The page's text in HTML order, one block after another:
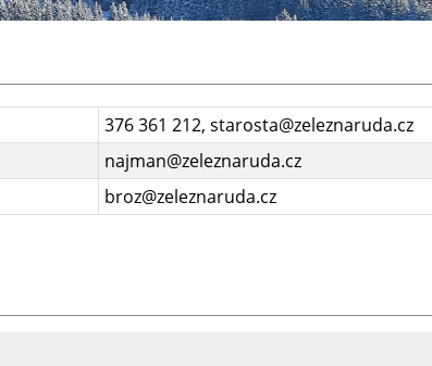
376 361 212, starosta@zeleznaruda.cz
najman@zeleznaruda.cz
broz@zeleznaruda.cz